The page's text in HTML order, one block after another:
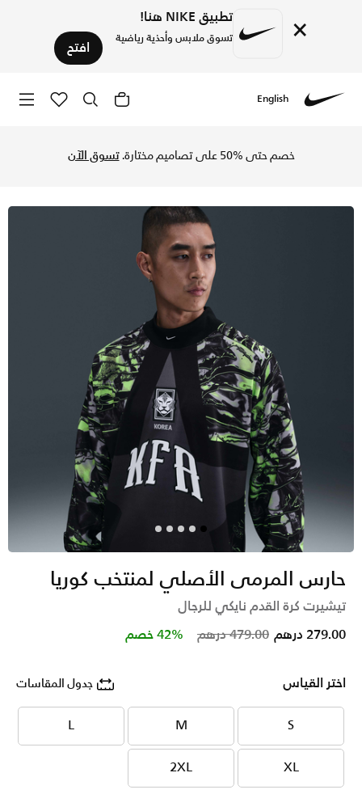
× تطبيق NIKE هنا!
تسوق ملابس وأحذية رياضية افتح
English
خصم حتى %50 على تصاميم مختارة. تسوق الآن
حارس المرمى الأصلي لمنتخب كوريا
تيشيرت كرة القدم نايكي للرجال
Price reduced from
479.00 درهم to 279.00 درهم 42% خصم
اختر القياس جدول المقاسات
S
S
M
M
L
L
XL
XL
2XL
2XL